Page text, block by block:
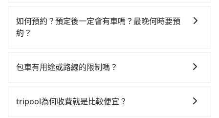
價1,490元，再用10分鐘出站、等待車站前排班的計程
車，搭上小黃後約花59分鐘、車費1,400元後，抵達東港
1,890元。但如果全程使用tripool並到府專車接送，則
約960元的交通費，所以對於不是這麼趕時間的人來說，
Toyota Altis、Nissan Tiida，一天租金約$1,500，九人
座如Hyundai Starex或Volkswagen T5，一天$4,500
合約上都會載明每日里程限定200~400公里，超過還會
新北市三重區與東港碼頭，預計的小轎車花費為$4,800
灣大車隊、Uber、Line Taxi、Yoxi等，如果在路邊攔不
到車，也可考慮打電話至新北市三重區附近的計程車
預約tripool可省高達$4,700。但如果要考慮到回程，屏
綜合以上，無論在價格或服務品質上，tripool都是你從
如何預約？預定後一定會有車嗎？最晚何時要預
約？
務，可直接線上輸入上下車地點或地址，三秒內即可查
訊以及電子郵件確認信，如此就完成預約了，而司機與
包車有用途或路線的限制嗎？
方，只要是長途交通且途中遵守台灣法律，無論是清明
tripool為何收費就是比較便宜？